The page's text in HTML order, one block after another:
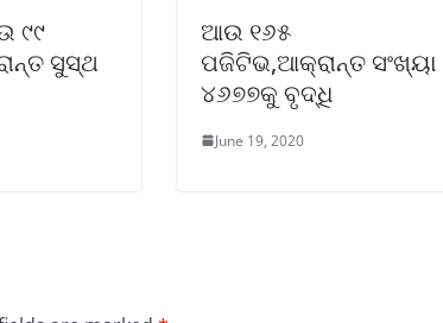
୯୯
ସୁସ୍ଥ
ଆଉ ୧୬୫
ପଜିଟିଭ,ଆକ୍ରାନ୍ତ ସଂଖ୍ୟା
୪୬୭୭କୁ ବୃଦ୍ଧି
June 19, 2020